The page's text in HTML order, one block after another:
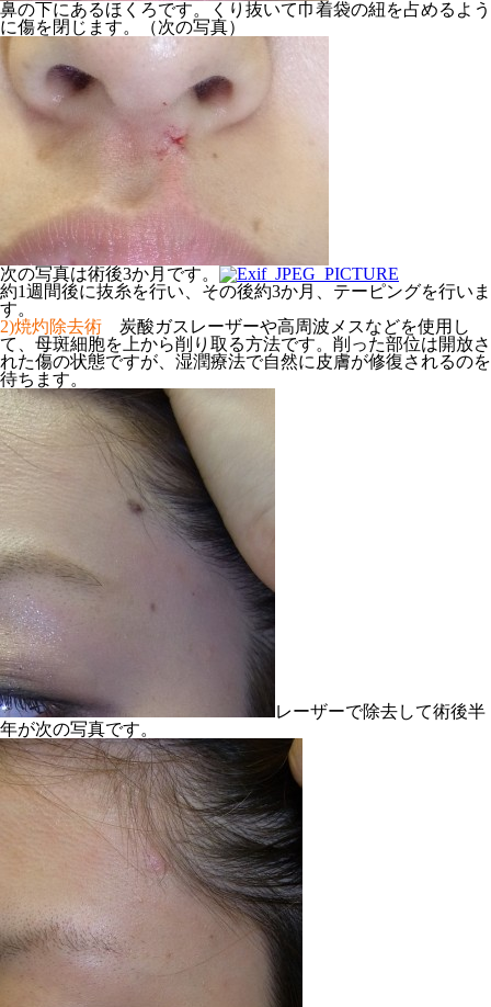
鼻の下にあるほくろです。くり抜いて巾着袋の紐を占めるよう
に傷を閉じます。（次の写真）
次の写真は術後3か月です。
約1週間後に抜糸を行い、その後約3か月、テーピングを行いま
す。
2)焼灼除去術 炭酸ガスレーザーや高周波メスなどを使用し
て、母斑細胞を上から削り取る方法です。削った部位は開放さ
れた傷の状態ですが、湿潤療法で自然に皮膚が修復されるのを
待ちます。
レーザーで除去して術後半
年が次の写真です。